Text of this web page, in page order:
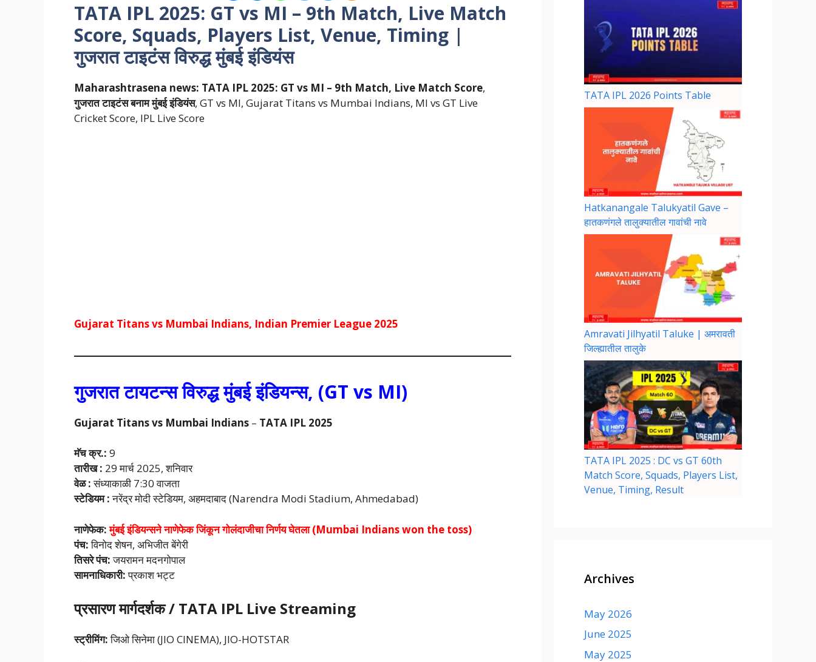
TATA IPL 2025: GT vs MI – 9th Match, Live Match
Score, Squads, Players List, Venue, Timing |
गुजरात टाइटंस विरुद्ध मुंबई इंडियंस
Maharashtrasena news: TATA IPL 2025: GT vs MI – 9th Match, Live Match Score,
गुजरात टाइटंस बनाम मुंबई इंडियंस, GT vs MI, Gujarat Titans vs Mumbai Indians, MI vs GT Live
Cricket Score, IPL Live Score
Gujarat Titans vs Mumbai Indians, Indian Premier League 2025
गुजरात टायटन्स विरुद्ध मुंबई इंडियन्स, (GT vs MI)
Gujarat Titans vs Mumbai Indians – TATA IPL 2025
मॅच क्र.: 9
तारीख : 29 मार्च 2025, शनिवार
वेळ :संध्याकाळी 7:30 वाजता
स्टेडियम :नरेंद्र मोदी स्टेडियम, अहमदाबाद (Narendra Modi Stadium, Ahmedabad)
नाणेफेक:मुंबई इंडियन्सने नाणेफेक जिंकून गोलंदाजीचा निर्णय घेतला (Mumbai Indians won the toss)
पंच:विनोद शेषन, अभिजीत बेंगेरी
तिसरे पंच:जयरामन मदनगोपाल
सामनाधिकारी:प्रकाश भट्ट
प्रसारण मार्गदर्शक / TATA IPL Live Streaming
स्ट्रीमिंग:जिओ सिनेमा (JIO CINEMA), JIO-HOTSTAR
TATA IPL 2026 Points Table
Hatkanangale Talukyatil Gave –
हातकणंगले तालुक्यातील गावांची नावे
Amravati Jilhyatil Taluke | अमरावती
जिल्ह्यातील तालुके
TATA IPL 2025 : DC vs GT 60th
Match Score, Squads, Players List,
Venue, Timing, Result
Archives
May 2026
June 2025
May 2025